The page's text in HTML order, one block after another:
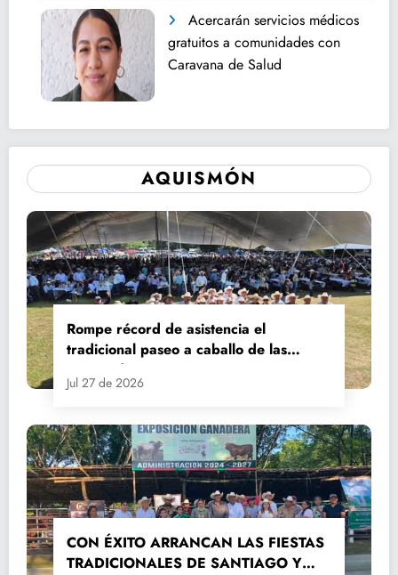
Acercarán servicios médicos
gratuitos a comunidades con
Caravana de Salud
AQUISMÓN
Rompe récord de asistencia el
tradicional paseo a caballo de las
Fiestas de Santiago y Santa Ana
Jul 27 de 2026
CON ÉXITO ARRANCAN LAS FIESTAS
TRADICIONALES DE SANTIAGO Y